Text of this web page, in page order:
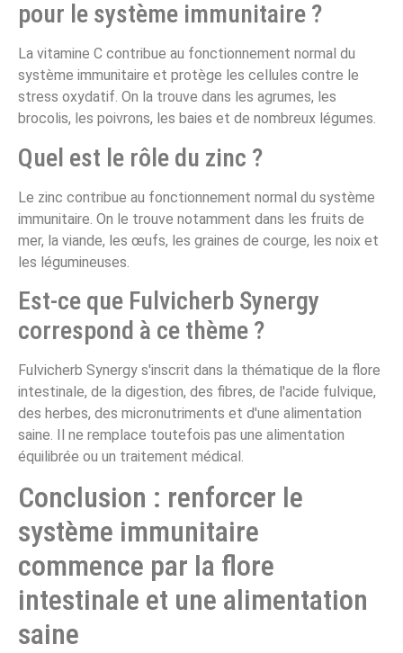
pour le système immunitaire ?
La vitamine C contribue au fonctionnement normal du
système immunitaire et protège les cellules contre le
stress oxydatif. On la trouve dans les agrumes, les
brocolis, les poivrons, les baies et de nombreux légumes.
Quel est le rôle du zinc ?
Le zinc contribue au fonctionnement normal du système
immunitaire. On le trouve notamment dans les fruits de
mer, la viande, les œufs, les graines de courge, les noix et
les légumineuses.
Est-ce que Fulvicherb Synergy
correspond à ce thème ?
Fulvicherb Synergy s'inscrit dans la thématique de la flore
intestinale, de la digestion, des fibres, de l'acide fulvique,
des herbes, des micronutriments et d'une alimentation
saine. Il ne remplace toutefois pas une alimentation
équilibrée ou un traitement médical.
Conclusion : renforcer le
système immunitaire
commence par la flore
intestinale et une alimentation
saine